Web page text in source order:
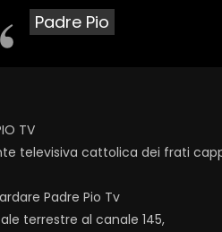
Padre Pio
TV
televisiva cattolica dei frati
Padre Pio Tv
terrestre al canale 145,